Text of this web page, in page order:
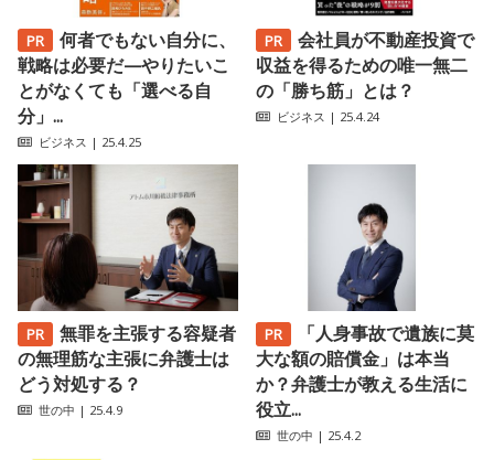
何者でもない自分に、
戦略は必要だ—やりたいこ
とがなくても「選べる自
分」...
ビジネス | 25.4.25
会社員が不動産投資で
収益を得るための唯一無二
の「勝ち筋」とは？
ビジネス | 25.4.24
無罪を主張する容疑者
の無理筋な主張に弁護士は
どう対処する？
世の中 | 25.4.9
「人身事故で遺族に莫
大な額の賠償金」は本当
か？弁護士が教える生活に
役立...
世の中 | 25.4.2